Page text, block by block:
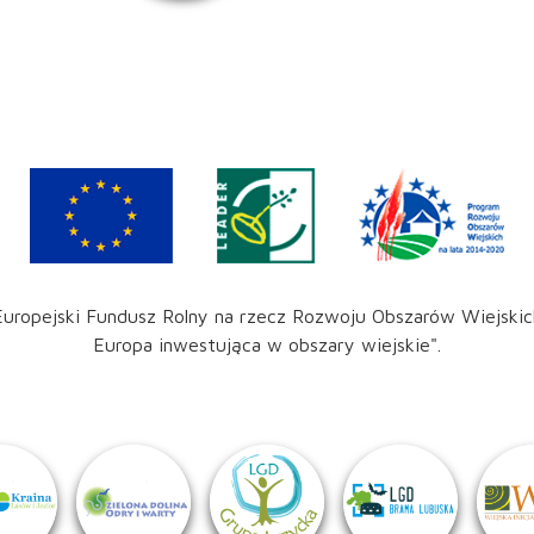
Fundusz Rolny na rzecz Rozwoju Obszarów
Europa inwestująca w obszary wiejskie".